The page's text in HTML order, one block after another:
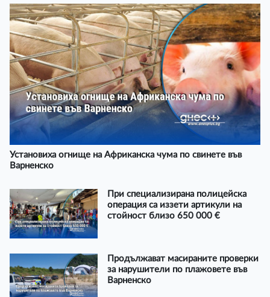
Установиха огнище на Африканска чума по свинете във
Варненско
При специализирана полицейска
операция са иззети артикули на
стойност близо 650 000 €
Продължават масираните проверки
за нарушители по плажовете във
Варненско